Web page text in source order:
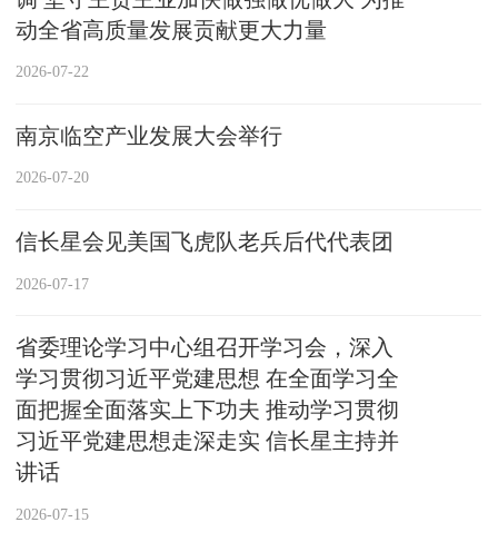
动全省高质量发展贡献更大力量
2026-07-22
南京临空产业发展大会举行
2026-07-20
信长星会见美国飞虎队老兵后代代表团
2026-07-17
省委理论学习中心组召开学习会，深入
学习贯彻习近平党建思想 在全面学习全
面把握全面落实上下功夫 推动学习贯彻
习近平党建思想走深走实 信长星主持并
讲话
2026-07-15